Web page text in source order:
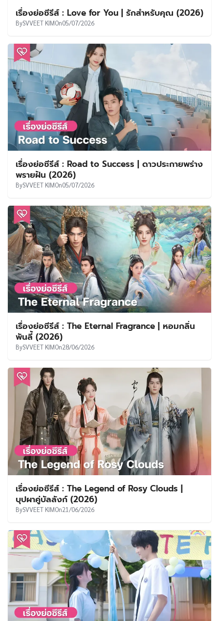
เรื่องย่อซีรีส์ : Love for You | รักสำหรับคุณ (2026)
BySVVEET KIMOn05/07/2026
เรื่องย่อซีรีส์ : Road to Success | ดาวประกายพร่าง
พรายฝัน (2026)
BySVVEET KIMOn05/07/2026
เรื่องย่อซีรีส์ : The Eternal Fragrance | หอมกลิ่น
พันลี้ (2026)
BySVVEET KIMOn28/06/2026
เรื่องย่อซีรีส์ : The Legend of Rosy Clouds |
บุปผาคู่บัลลังก์ (2026)
BySVVEET KIMOn21/06/2026